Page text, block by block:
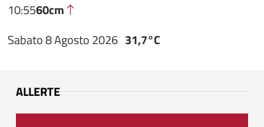
10:5560cm
Sabato 8 Agosto 2026 31,7°C
ALLERTE